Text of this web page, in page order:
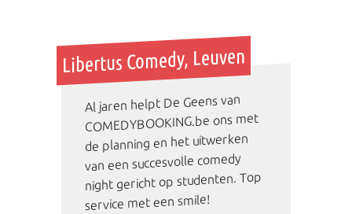
Libertus Comedy, Leuven
Al jaren helpt De Geens van
COMEDYBOOKING.be ons met
de planning en het uitwerken
van een succesvolle comedy
night gericht op studenten. Top
service met een smile!